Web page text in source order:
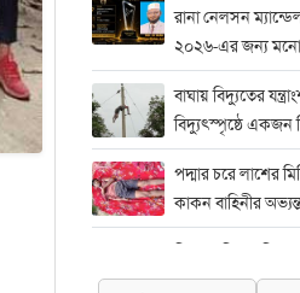
রানা নেলসন
২০২৬-এর জন্য
বাঘায় বিদ্যুতের
বিদ্যুৎস্পৃষ্ঠে একজন
পদ্মার চরে লাশের
কাকন বাহিনীর
জড়িতদের দ্রুত